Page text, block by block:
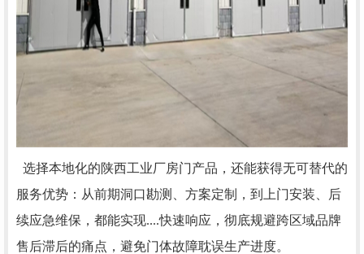
选择本地化的陕西工业厂房门产品，还能获得无可替代的
服务优势：从前期洞口勘测、方案定制，到上门安装、后
续应急维保，都能实现....快速响应，彻底规避跨区域品牌
售后滞后的痛点，避免门体故障耽误生产进度。